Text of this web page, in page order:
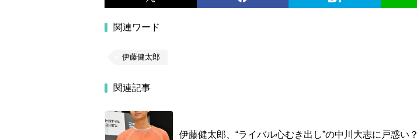
関連ワード
伊藤健太郎
関連記事
伊藤健太郎、“ライバル心むき出し”の中川大志に戸惑い？